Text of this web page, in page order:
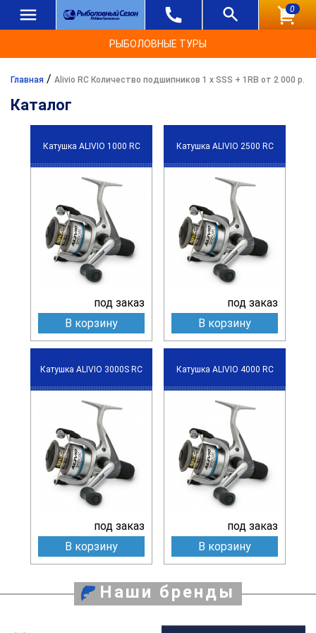
0
РЫБОЛОВНЫЕ ТУРЫ
Главная / Alivio RC Количество подшипников 1 х SSS + 1RB от 2 000 р.
Каталог
Катушка ALIVIO 1000 RC
под заказ
В корзину
Катушка ALIVIO 2500 RC
под заказ
В корзину
Катушка ALIVIO 3000S RC
под заказ
В корзину
Катушка ALIVIO 4000 RC
под заказ
В корзину
Наши бренды